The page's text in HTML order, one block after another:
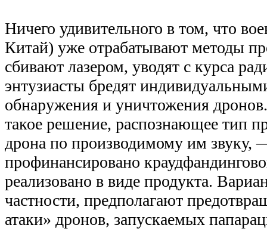
Ничего удивительного в том, что
Китай) уже отрабатывают методы
сбивают лазером, уводят с курса
энтузиасты бредят
обнаружения и уничтожения
такое решение, распознающее тип
дрона по производимому им
профинансировано
реализовано в виде продукта.
частности, предполагают
атаки» дронов, запускаемых